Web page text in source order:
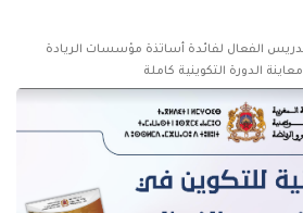
الفعال لفائدة أساتذة مؤسسات الريادة